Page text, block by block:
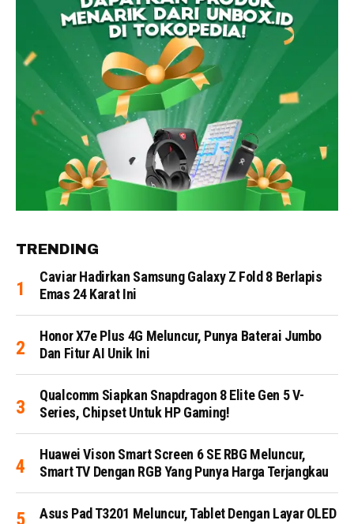
TRENDING
Caviar Hadirkan Samsung Galaxy Z Fold 8 Berlapis
Emas 24 Karat Ini
Honor X7e Plus 4G Meluncur, Punya Baterai Jumbo
Dan Fitur AI Unik Ini
Qualcomm Siapkan Snapdragon 8 Elite Gen 5 V-
Series, Chipset Untuk HP Gaming!
Huawei Vison Smart Screen 6 SE RBG Meluncur,
Smart TV Dengan RGB Yang Punya Harga Terjangkau
Asus Pad T3201 Meluncur, Tablet Dengan Layar OLED